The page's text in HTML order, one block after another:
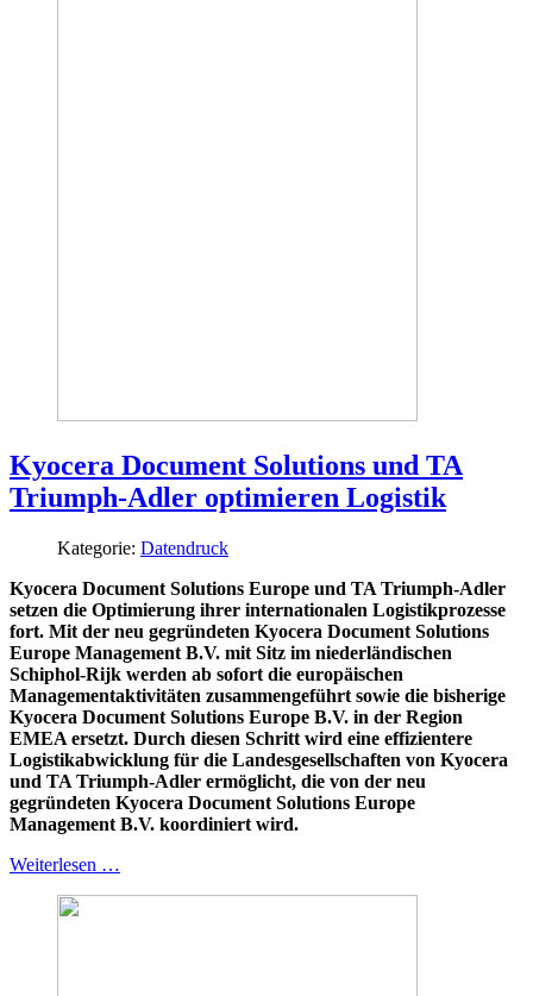
Kyocera Document Solutions und TA
Triumph-Adler optimieren Logistik
Kategorie: Datendruck
Kyocera Document Solutions Europe und TA Triumph-Adler
setzen die Optimierung ihrer internationalen Logistikprozesse
fort. Mit der neu gegründeten Kyocera Document Solutions
Europe Management B.V. mit Sitz im niederländischen
Schiphol-Rijk werden ab sofort die europäischen
Managementaktivitäten zusammengeführt sowie die bisherige
Kyocera Document Solutions Europe B.V. in der Region
EMEA ersetzt. Durch diesen Schritt wird eine effizientere
Logistikabwicklung für die Landesgesellschaften von Kyocera
und TA Triumph-Adler ermöglicht, die von der neu
gegründeten Kyocera Document Solutions Europe
Management B.V. koordiniert wird.
Weiterlesen …